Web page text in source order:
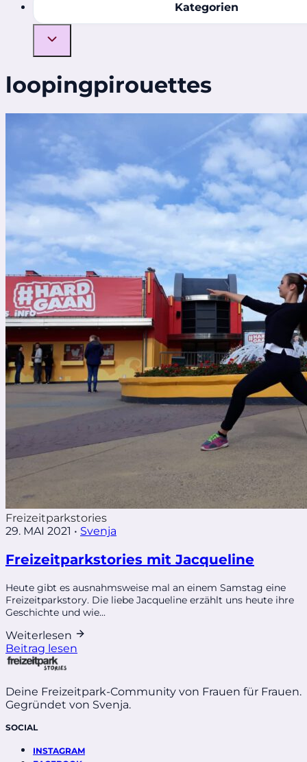
Kategorien
loopingpirouettes
Freizeitparkstories
29. MAI 2021 • Svenja
Freizeitparkstories mit Jacqueline
Heute gibt es ausnahmsweise mal an einem Samstag eine
Freizeitparkstory. Die liebe Jacqueline erzählt uns heute ihre
Geschichte und wie...
Weiterlesen
Beitrag lesen
Deine Freizeitpark-Community von Frauen für Frauen.
Gegründet von Svenja.
SOCIAL
INSTAGRAM